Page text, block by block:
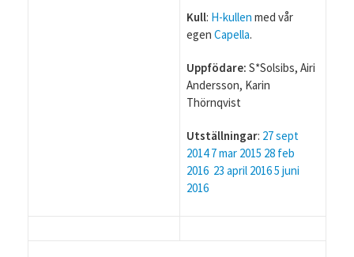
Kull: H-kullen med vår
egenCapella.
Uppfödare: S*Solsibs, Airi
Andersson, Karin
Thörnqvist
Utställningar: 27 sept
20147 mar 2015 28 feb
2016 23 april 20165 juni
2016